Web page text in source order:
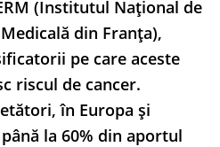
(Institutul Național de
din Franța),
pe care aceste
riscul de cancer.
în Europa și
la 60% din aportul